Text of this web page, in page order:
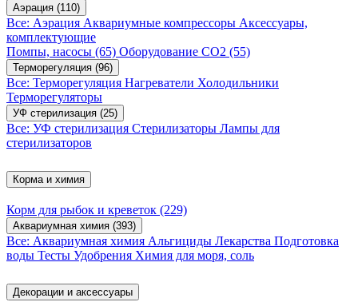
Аэрация (110)
Все: Аэрация Аквариумные компрессоры Аксессуары,
комплектующие
Помпы, насосы (65) Оборудование CO2 (55)
Терморегуляция (96)
Все: Терморегуляция Нагреватели Холодильники
Терморегуляторы
УФ стерилизация (25)
Все: УФ стерилизация Стерилизаторы Лампы для
стерилизаторов
Корма и химия
Корм для рыбок и креветок (229)
Аквариумная химия (393)
Все: Аквариумная химия Альгициды Лекарства Подготовка
воды Тесты Удобрения Химия для моря, соль
Декорации и аксессуары